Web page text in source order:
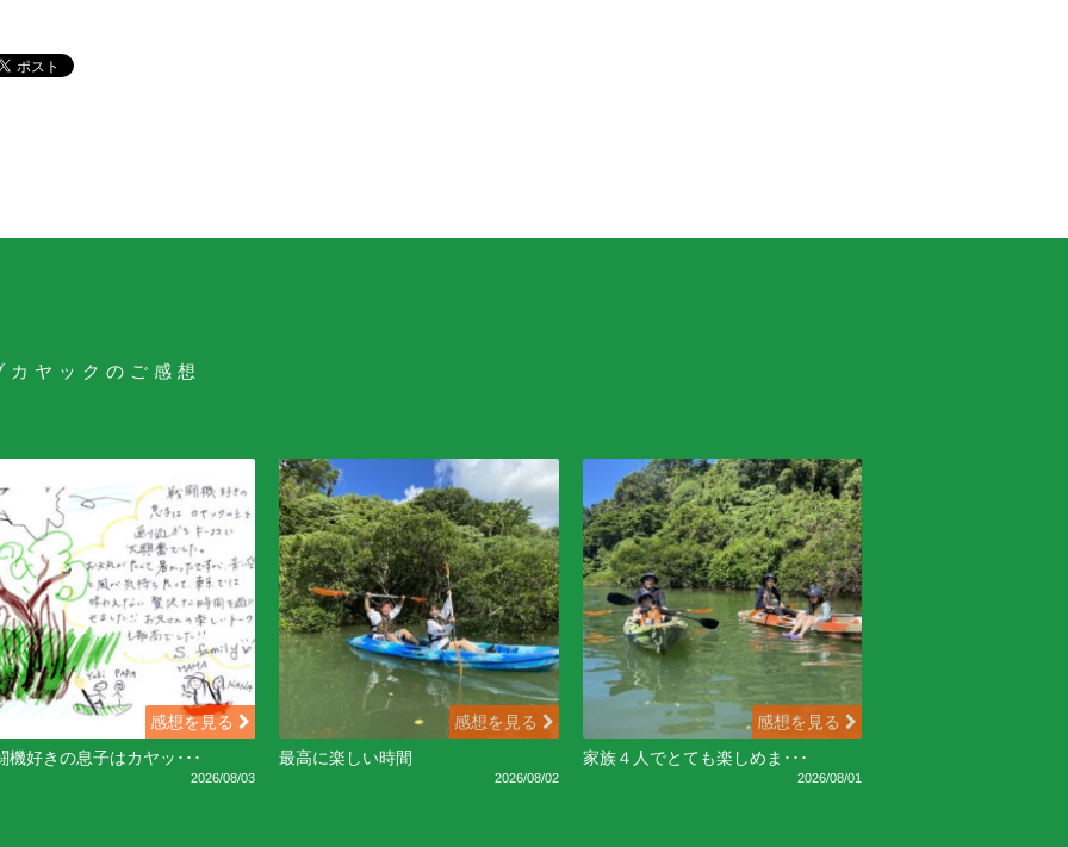
カヤックのご感想
感想を見る
機好きの息子はカヤッ･･･
2026/08/03
感想を見る
最高に楽しい時間
2026/08/02
感想を見る
家族４人でとても楽しめま･･･
2026/08/01